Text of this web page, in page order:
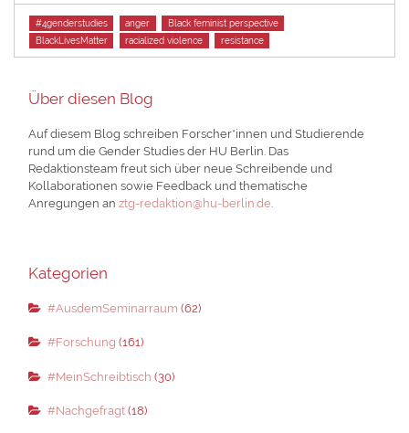
Tags
#4genderstudies anger
Black feminist perspective
BlackLivesMatter
racialized violence resistance
Über diesen Blog
Auf diesem Blog schreiben Forscher*innen und Studierende
rund um die Gender Studies der HU Berlin. Das
Redaktionsteam freut sich über neue Schreibende und
Kollaborationen sowie Feedback und thematische
Anregungen anztg-redaktion@hu-berlin.de
Kategorien
#AusdemSeminarraum (62)
#Forschung (161)
#MeinSchreibtisch (30)
#Nachgefragt(18)